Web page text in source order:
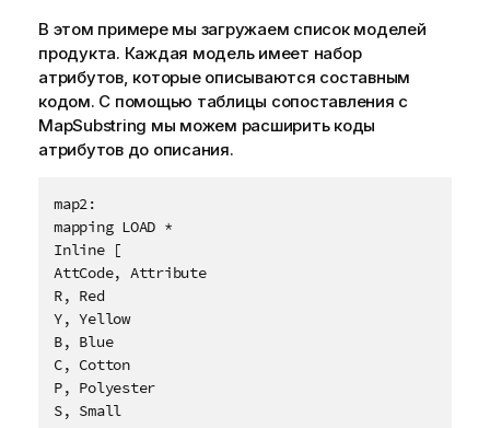
е
ж
д
е
н
и
В этом примере мы загружаем список моделей
продукта. Каждая модель имеет набор
атрибутов, которые описываются составным
кодом. С помощью таблицы сопоставления с
MapSubstring мы можем расширить коды
атрибутов до описания.
map2:
mapping LOAD *
Inline [
AttCode, Attribute
R, Red
Y, Yellow
B, Blue
C, Cotton
P, Polyester
S, Small